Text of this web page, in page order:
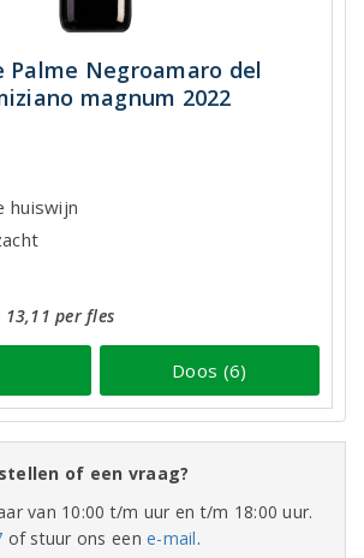
Palme Negroamaro del
magnum 2022
huiswijn
13,11 per fles
Doos (6)
of een vraag?
van 10:00 t/m uur en t/m 18:00 uur.
of stuur ons eene-mail.